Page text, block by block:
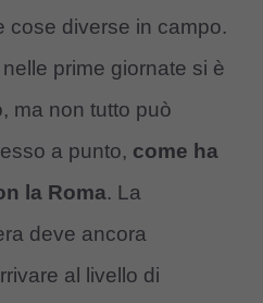
cose diverse in campo.
prime giornate si è
ma non tutto può
a punto, come ha
la Roma. La
deve ancora
al livello di